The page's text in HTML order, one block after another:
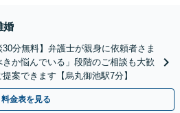
婚
30分無料】弁護士が親身に依頼者さま
か悩んでいる」段階のご相談も大歓
案できます【烏丸御池駅7分】
料金表を見る